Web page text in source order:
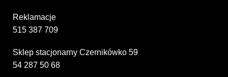
Reklamacje
515 387 709
Sklep stacjonarny Czernikówko 59
54 287 50 68